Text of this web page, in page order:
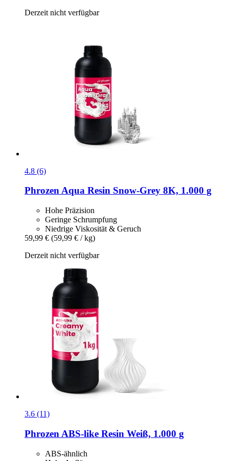
Derzeit nicht verfügbar
4.8 (6)
PhrozenAqua Resin Snow-​Grey 8K, 1.000 g
Hohe Präzision
Geringe Schrumpfung
Niedrige Viskosität & Geruch
59,99 € (59,99 € / kg)
Derzeit nicht verfügbar
3.6 (11)
Phrozen ABS-​like Resin Weiß, 1.000 g
ABS-ähnlich